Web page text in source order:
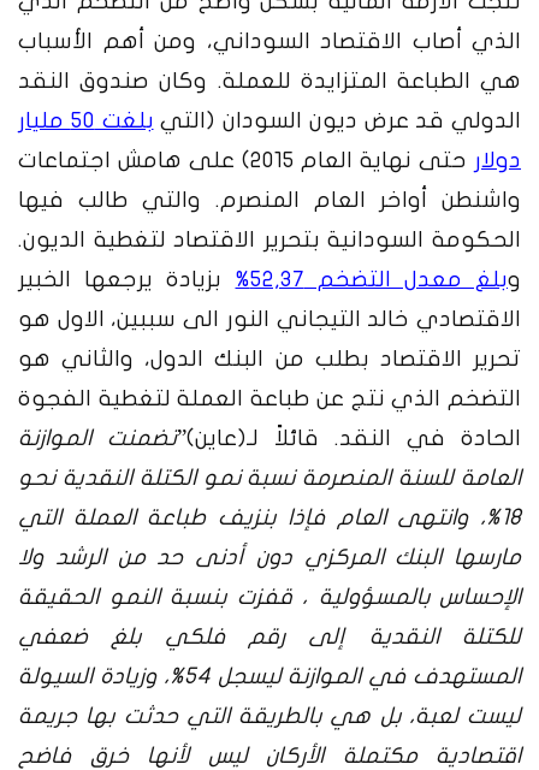
الذي أصاب الاقتصاد السوداني، ومن أهم الأسباب
هي الطباعة المتزايدة للعملة. وكان صندوق النقد
الدولي قد عرض ديون السودان (التي
بلغت 50 مليار
دولار
حتى نهاية العام 2015) على هامش اجتماعات
واشنطن أواخر العام المنصرم. والتي طالب فيها
الحكومة السودانية بتحرير الاقتصاد لتغطية الديون.
وبلغ معدل التضخم 52,37%
بزيادة يرجعها الخبير
الاقتصادي خالد التيجاني النور الى سببين، الاول هو
تحرير الاقتصاد بطلب من البنك الدول، والثاني هو
التضخم الذي نتج عن طباعة العملة لتغطية الفجوة
الحادة في النقد. قائلاً لـ(عاين)”تضمنت الموازنة
العامة للسنة المنصرمة نسبة نمو الكتلة النقدية نحو
18%، وانتهى العام فإذا بنزيف طباعة العملة التي
مارسها البنك المركزي دون أدنى حد من الرشد ولا
الإحساس بالمسؤولية ، قفزت بنسبة النمو الحقيقة
للكتلة النقدية إلى رقم فلكي بلغ ضعفي
المستهدف في الموازنة ليسجل 54%، وزيادة السيولة
ليست لعبة، بل هي بالطريقة التي حدثت بها جريمة
اقتصادية مكتملة الأركان ليس لأنها خرق فاضح